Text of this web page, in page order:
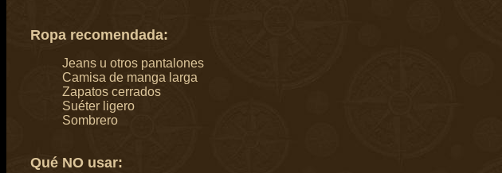
Ropa recomendada:
Jeans u otros pantalones
Camisa de manga larga
Zapatos cerrados
Suéter ligero
Sombrero
Qué NO usar: